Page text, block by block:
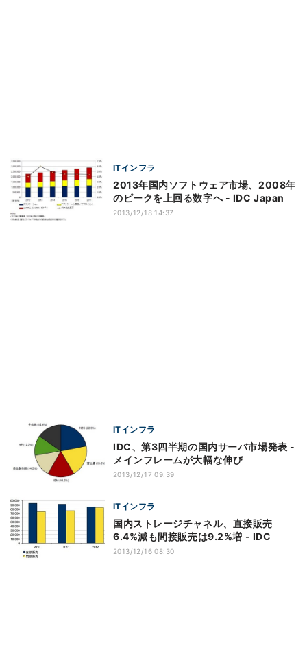
ITインフラ
2013年国内ソフトウェア市場、2008年
のピークを上回る数字へ - IDC Japan
2013/12/18 14:37
ITインフラ
IDC、第3四半期の国内サーバ市場発表 -
メインフレームが大幅な伸び
2013/12/17 09:39
ITインフラ
国内ストレージチャネル、直接販売
6.4%減も間接販売は9.2%増 - IDC
2013/12/16 08:30